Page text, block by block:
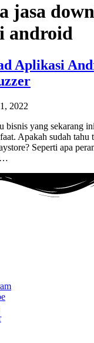
jasa
android
Aplikasi
2022
bisnis yang sekarang
Apakah sudah tahu
Seperti apa